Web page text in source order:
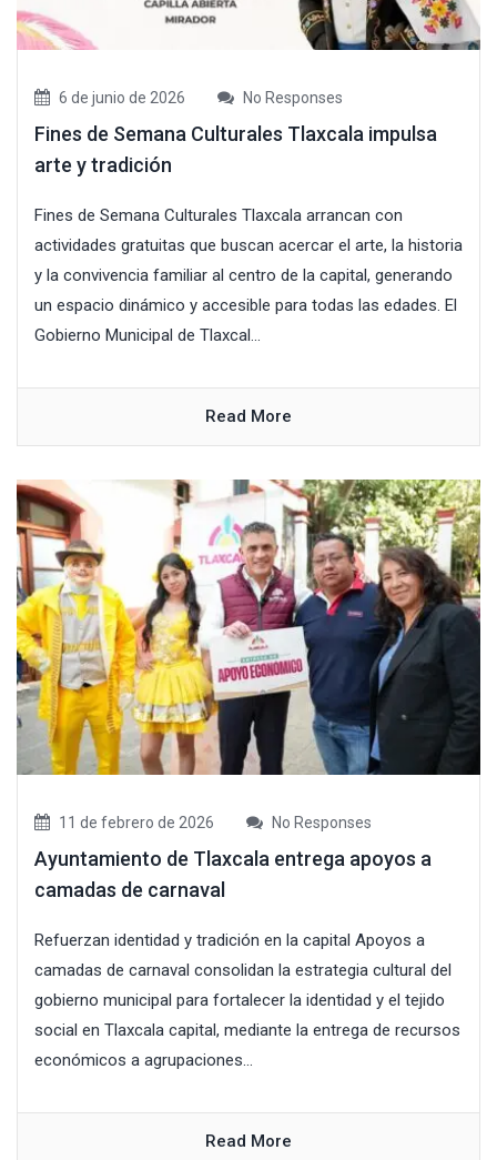
6 de junio de 2026 No Responses
Fines de Semana Culturales Tlaxcala impulsa
arte y tradición
Fines de Semana Culturales Tlaxcala arrancan con
actividades gratuitas que buscan acercar el arte, la historia
y la convivencia familiar al centro de la capital, generando
un espacio dinámico y accesible para todas las edades. El
Gobierno Municipal de Tlaxcal...
Read More
11 de febrero de 2026 No Responses
Ayuntamiento de Tlaxcala entrega apoyos a
camadas de carnaval
Refuerzan identidad y tradición en la capital Apoyos a
camadas de carnaval consolidan la estrategia cultural del
gobierno municipal para fortalecer la identidad y el tejido
social en Tlaxcala capital, mediante la entrega de recursos
económicos a agrupaciones...
Read More